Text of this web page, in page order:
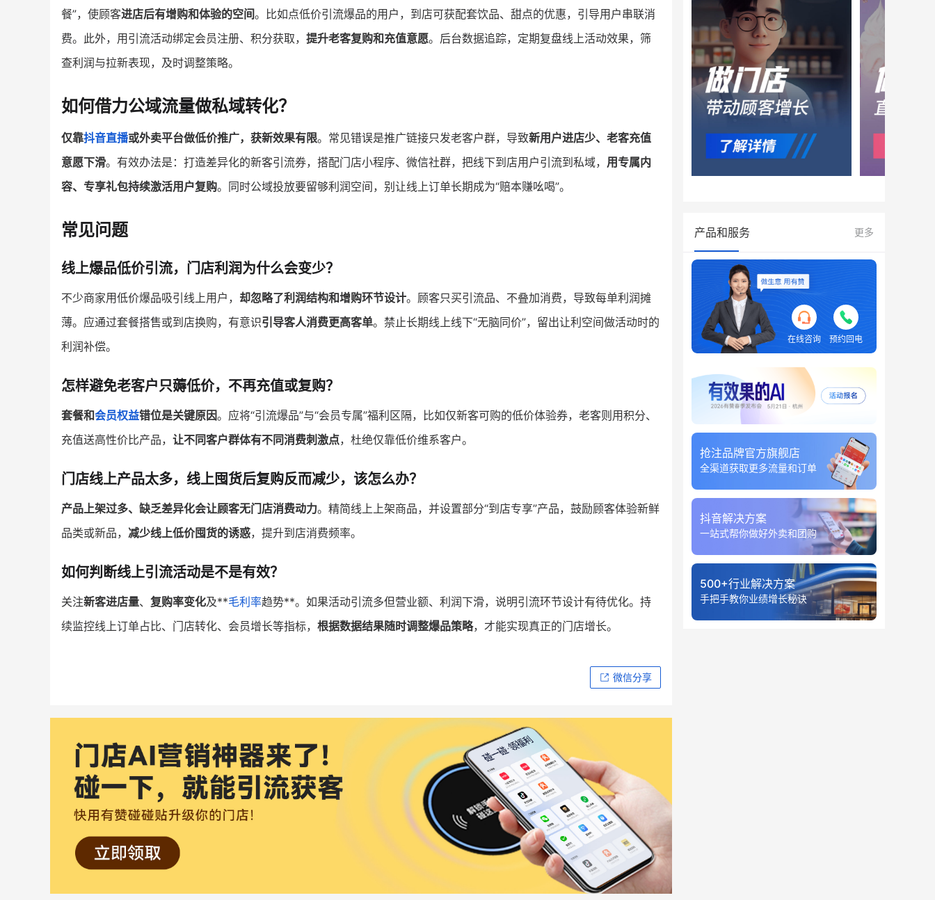
餐”，使顾客进店后有增购和体验的空间。比如点低价引流爆品的用户，到店可获配套饮品、甜点的优惠，引导用户串联消
费。此外，用引流活动绑定会员注册、积分获取， 提升老客复购和充值意愿。后台数据追踪，定期复盘线上活动效果，筛
查利润与拉新表现，及时调整策略。
如何借力公域流量做私域转化？
仅靠抖音直播或外卖平台做低价推广，获新效果有限。常见错误是推广链接只发老客户群，导致新用户进店少、老客充值
意愿下滑。有效办法是：打造差异化的新客引流券，搭配门店小程序、微信社群，把线下到店用户引流到私域， 用专属内
容、专享礼包持续激活用户复购。同时公域投放要留够利润空间，别让线上订单长期成为“赔本赚吆喝”。
常见问题
线上爆品低价引流，门店利润为什么会变少？
不少商家用低价爆品吸引线上用户， 却忽略了利润结构和增购环节设计。顾客只买引流品、不叠加消费，导致每单利润摊
薄。应通过套餐搭售或到店换购，有意识引导客人消费更高客单。禁止长期线上线下“无脑同价”，留出让利空间做活动时的
利润补偿。
怎样避免老客户只薅低价，不再充值或复购？
套餐和会员权益错位是关键原因。应将“引流爆品”与“会员专属”福利区隔，比如仅新客可购的低价体验券，老客则用积分、
充值送高性价比产品， 让不同客户群体有不同消费刺激点，杜绝仅靠低价维系客户。
门店线上产品太多，线上囤货后复购反而减少，该怎么办？
产品上架过多、缺乏差异化会让顾客无门店消费动力。精简线上上架商品，并设置部分“到店专享”产品，鼓励顾客体验新鲜
品类或新品， 减少线上低价囤货的诱惑，提升到店消费频率。
如何判断线上引流活动是不是有效？
关注新客进店量、 复购率变化及**毛利率趋势**。如果活动引流多但营业额、利润下滑，说明引流环节设计有待优化。持
续监控线上订单占比、门店转化、会员增长等指标， 根据数据结果随时调整爆品策略，才能实现真正的门店增长。
微信分享
产品和服务 更多
在线咨询 预约回电
抢注品牌官方旗舰店
全渠道获取更多流量和订单
抖音解决方案
一站式帮你做好外卖和团购
500+行业解决方案
手把手教你业绩增长秘诀